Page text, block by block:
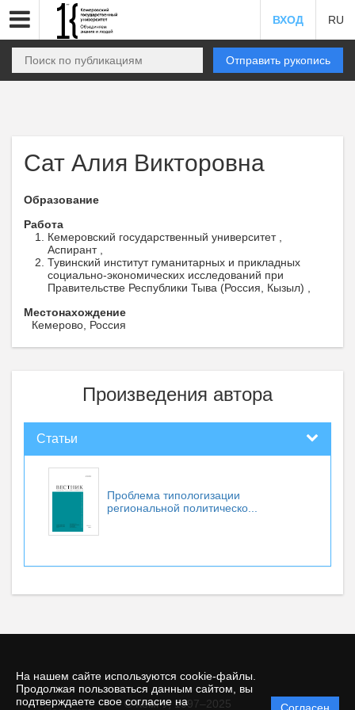
На нашем сайте используются cookie-файлы.
Продолжая пользоваться данным сайтом, вы
подтверждаете свое согласие на
ВХОД RU
Отправить рукопись
Сат Алия Викторовна
Образование
Работа
Кемеровский государственный университет ,
Аспирант ,
Тувинский институт гуманитарных и прикладных
социально-экономических исследований при
Правительстве Республики Тыва (Россия, Кызыл) ,
Местонахождение
Кемерово, Россия
Произведения автора
Статьи
Проблема типологизации
региональной политическо...
© КемГУ, 1997–2025